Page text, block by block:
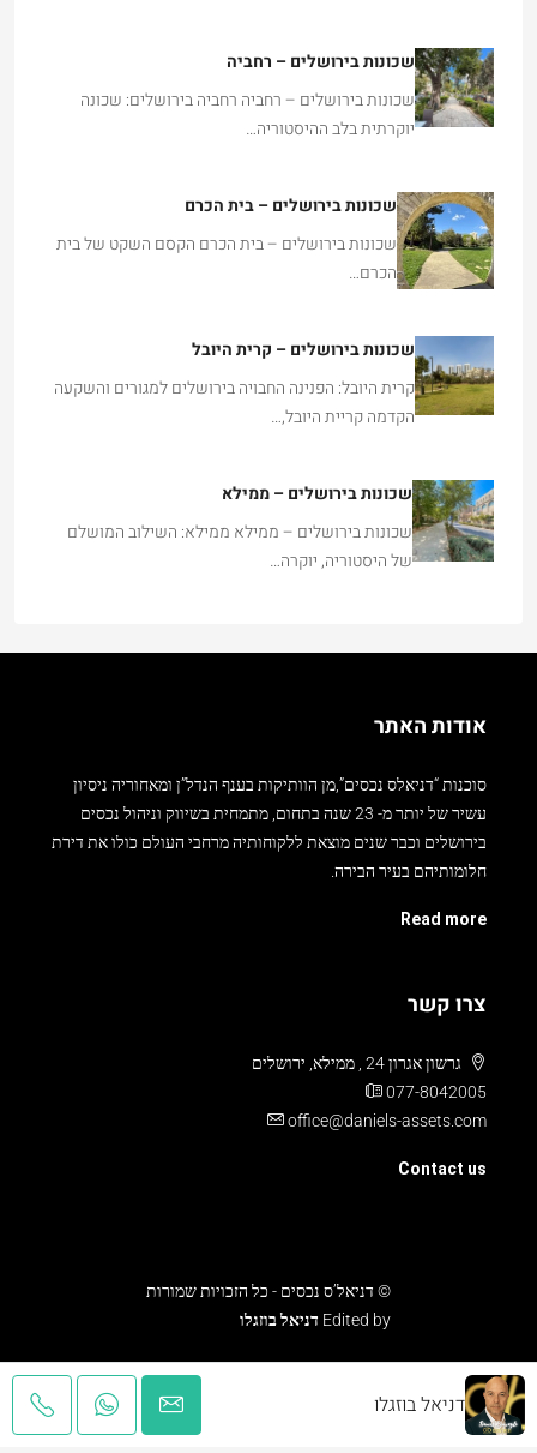
שכונות בירושלים – רחביה
שכונות בירושלים – רחביה רחביה בירושלים: שכונה
יוקרתית בלב ההיסטוריה…
שכונות בירושלים – בית הכרם
שכונות בירושלים – בית הכרם הקסם השקט של בית
הכרם…
שכונות בירושלים – קרית היובל
קרית היובל: הפנינה החבויה בירושלים למגורים והשקעה
הקדמה קריית היובל,…
שכונות בירושלים – ממילא
שכונות בירושלים – ממילא ממילא: השילוב המושלם
של היסטוריה, יוקרה…
דניאל בוזגלו
אודות האתר
סוכנות “דניאלס נכסים”,מן הוותיקות בענף הנדל”ן ומאחוריה ניסיון
עשיר של יותר מ- 23 שנה בתחום, מתמחית בשיווק וניהול נכסים
בירושלים וכבר שנים מוצאת ללקוחותיה מרחבי העולם כולו את דירת
חלומותיהם בעיר הבירה.
Read more
צרו קשר
גרשון אגרון 24 , ממילא, ירושלים
077-8042005
office@daniels-assets.com
Contact us
© דניאל’ס נכסים - כל הזכויות שמורות
Edited by דניאל בוזגלו
תנאים ומדיניות צור קשר